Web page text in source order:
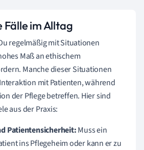
Fälle im Alltag
regelmäßig mit Situationen
Maß an ethischem
Manche dieser Situationen
mit Patienten, während
der Pflege betreffen. Hier sind
aus der Praxis:
Patientensicherheit:Muss ein
ins Pflegeheim oder kann er zu